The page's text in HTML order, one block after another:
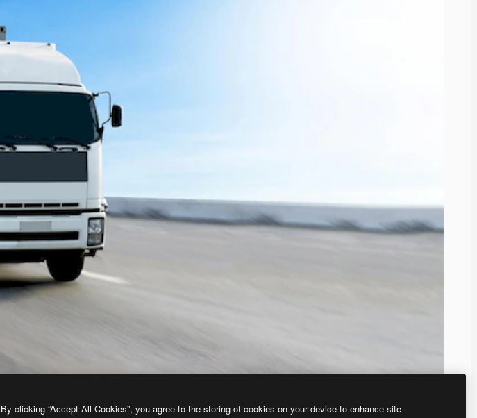
By clicking “Accept All Cookies”, you agree to the storing of cookies on your device to enhance site